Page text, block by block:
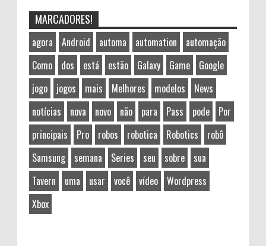
MARCADORES!
agora Android automa automation
automação
Como
dos está estão Galaxy Game
Google
jogo
jogos mais Melhores modelos
News
notícias
nova novo não para Pass pode
Por
principais
Pro robos robotica Robotics
robô
Samsung
semana Series seu sobre
sua
Tavern
uma usar você vídeo
Wordpress
Xbox